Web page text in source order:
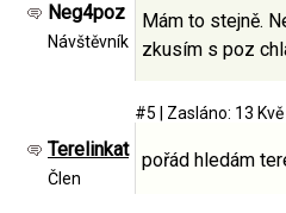
Neg4poz
Návštěvník
Mám to stejně.
zkusím s poz
Terelinkat
Člen
#5 Zasláno: 13
pořád hledám